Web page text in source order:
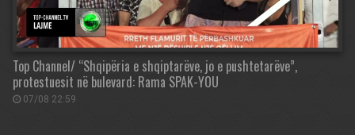
Top Channel/ “Shqipëria e shqiptarëve, jo e pushtetarëve”,
protestuesit në bulevard: Rama SPAK-YOU
07/08 22:59